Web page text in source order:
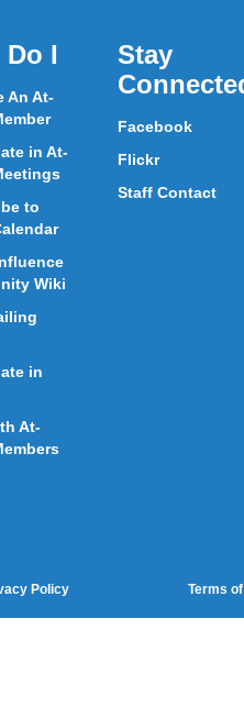
Do I
An At-
in At-
to
Wiki
in
At-
Stay
Facebook
Flickr
Staff Contact
Policy Terms